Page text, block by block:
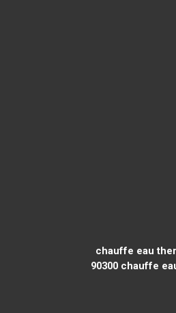
chauffe eau
90300 chauffe